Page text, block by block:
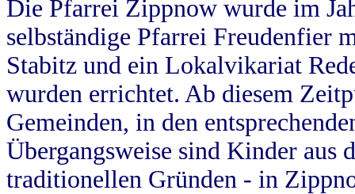
Die Pfarrei Zippnow wurde im
selbständige Pfarrei Freudenfier
Stabitz und ein Lokalvikariat
wurden errichtet. Ab diesem
Gemeinden, in den
Übergangsweise sind Kinder aus
traditionellen Gründen - in